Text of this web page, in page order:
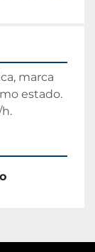
marca
estado.